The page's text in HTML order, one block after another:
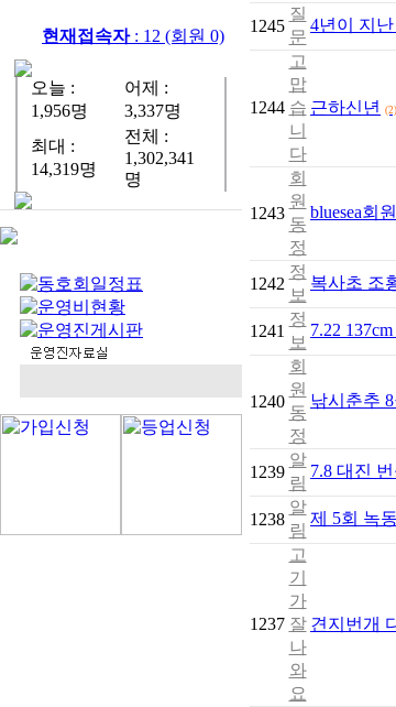
현재접속자: 12 (회원 0)
오늘 :
1,956명
어제 :
3,337명
최대 :
14,319명
전체 :
1,302,341
명
1245
질
문
4년이 지
1244
고
맙
습
니
다
근하신년 (2)
1243
회
원
동
정
bluesea회
1242
정
보
복사초 조
1241
정
보
7.22
1240
회
원
동
정
낚시춘추
1239
알
림
7.8 대진
1238
알
림
제 5회 녹
1237
고
기
가
잘
나
와
요
견지번개